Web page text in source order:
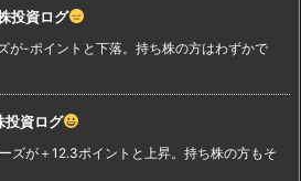
投資ログ
が-ポイントと下落。持ち株の方はわずかで
投資ログ
ズが＋12.3ポイントと上昇。持ち株の方もそ